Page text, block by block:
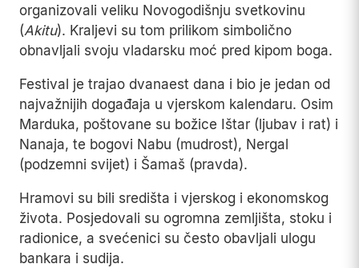
organizovali veliku Novogodišnju svetkovinu
(Akitu). Kraljevi su tom prilikom simbolično
obnavljali svoju vladarsku moć pred kipom boga.
Festival je trajao dvanaest dana i bio je jedan od
najvažnijih događaja u vjerskom kalendaru. Osim
Marduka, poštovane su božice Ištar (ljubav i rat) i
Nanaja, te bogovi Nabu (mudrost), Nergal
(podzemni svijet) i Šamaš (pravda).
Hramovi su bili središta i vjerskog i ekonomskog
života. Posjedovali su ogromna zemljišta, stoku i
radionice, a svećenici su često obavljali ulogu
bankara i sudija.